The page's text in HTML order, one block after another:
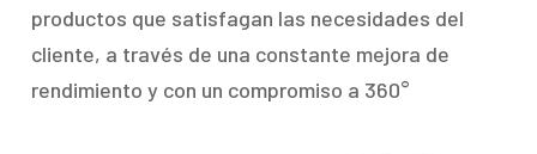
productos que satisfagan las necesidades del
cliente, a través de una constante mejora de
rendimiento y con un compromiso a 360°